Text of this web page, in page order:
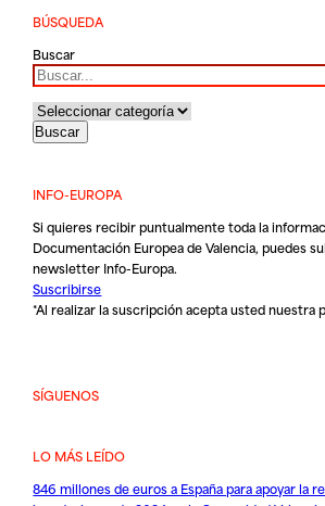
BÚSQUEDA
Buscar
INFO-EUROPA
Si quieres recibir puntualmente toda la
Documentación Europea de Valencia, puedes
newsletter Info-Europa.
Suscribirse
*Al realizar la suscripción acepta usted nuestra
SÍGUENOS
LO MÁS LEÍDO
846 millones de euros a España para apoyar la